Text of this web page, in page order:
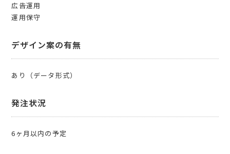
広告運用
運用保守
デザイン案の有無
あり（データ形式）
発注状況
6ヶ月以内の予定